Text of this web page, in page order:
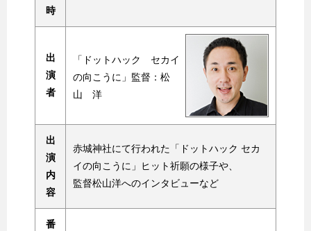
時
出
演
者
「ドットハック セカイ
の向こうに」監督：松
山 洋
出
演
内
容
赤城神社にて行われた「ドットハック セカ
イの向こうに」ヒット祈願の様子や、
監督松山洋へのインタビューなど
番